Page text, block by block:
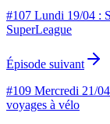
#107 Lundi 19/04 :
SuperLeague
Épisode suivant
#109 Mercredi 21/
voyages à vélo